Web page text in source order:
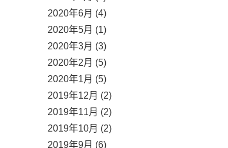
2020年6月 (4)
2020年5月 (1)
2020年3月 (3)
2020年2月 (5)
2020年1月 (5)
2019年12月 (2)
2019年11月 (2)
2019年10月 (2)
2019年9月 (6)